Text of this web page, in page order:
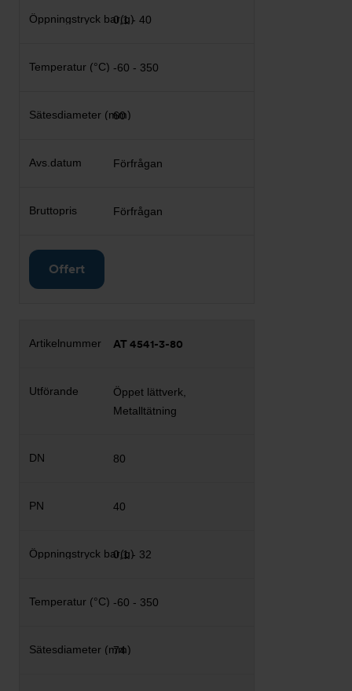
0,1 - 40
-60 - 350
60
Förfrågan
Förfrågan
Offert
AT 4541-3-80
Öppet lättverk,
Metalltätning
80
40
0,1 - 32
-60 - 350
74